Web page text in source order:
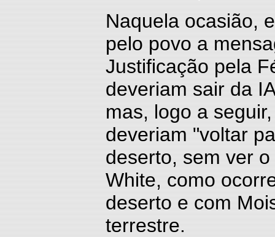
Naquela ocasião,
pelo povo a
Justificação pela
deveriam sair da
mas, logo a
deveriam "voltar
deserto, sem ver
White, como
deserto e com
terrestre.